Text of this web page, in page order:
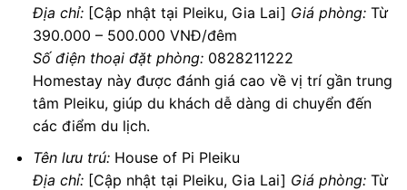
Địa chỉ:[Cập nhật tại Pleiku, Gia Lai] Giá phòng:Từ
390.000 – 500.000 VNĐ/đêm
Số điện thoại đặt phòng:0828211222
Homestay này được đánh giá cao về vị trí gần trung
tâm Pleiku, giúp du khách dễ dàng di chuyển đến
các điểm du lịch.
Tên lưu trú:House of Pi Pleiku
Địa chỉ:[Cập nhật tại Pleiku, Gia Lai] Giá phòng:Từ